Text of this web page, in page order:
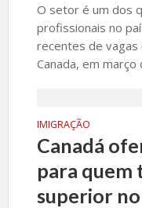
O setor é um dos
profissionais no
recentes de
Canada, em março
IMIGRAÇÃO
Canadá
para quem
superior